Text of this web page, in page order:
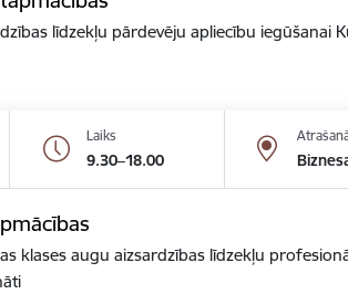
līdzekļu pārdevēju apliecību iegūšanai
Laiks
9.30–18.00
klases augu aizsardzības līdzekļu